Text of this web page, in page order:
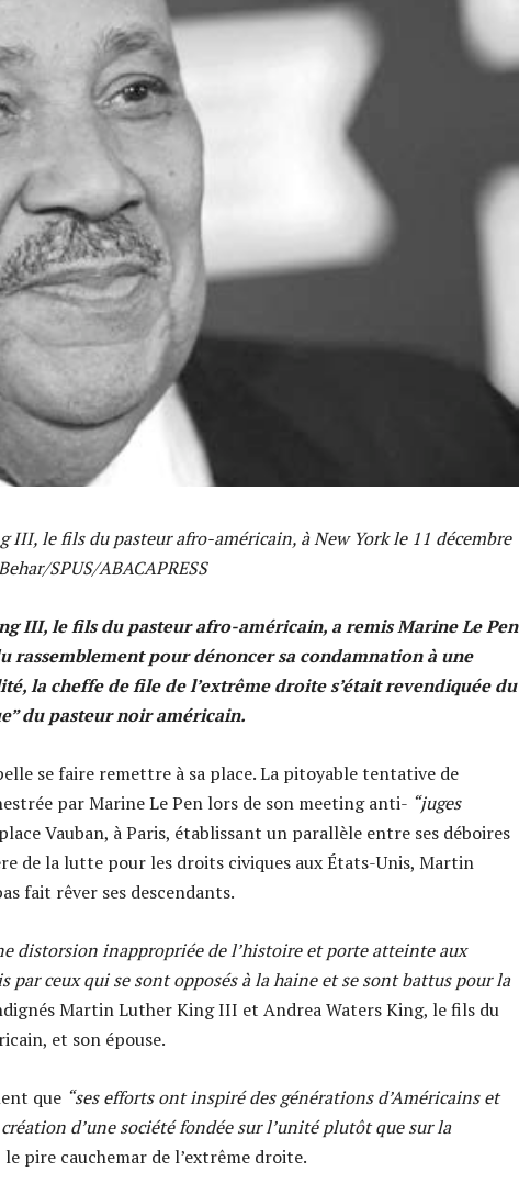
III, le fils du pasteur afro-américain, à New York le 11 décembre
SPUS/ABACAPRESS
III, le fils du pasteur afro-américain, a remis Marine Le Pen
rassemblement pour dénoncer sa condamnation à une
la cheffe de file de l’extrême droite s’était revendiquée du
du pasteur noir américain.
se faire remettre à sa place. La pitoyable tentative de
par Marine Le Pen lors de son meeting anti- “juges
Vauban, à Paris, établissant un parallèle entre ses déboires
de la lutte pour les droits civiques aux États-Unis, Martin
fait rêver ses descendants.
distorsion inappropriée de l’histoire et porte atteinte aux
par ceux qui se sont opposés à la haine et se sont battus pour la
Martin Luther King III et Andrea Waters King, le fils du
et son épouse.
que “ses efforts ont inspiré des générations d’Américains et
d’une société fondée sur l’unité plutôt que sur la
le pire cauchemar de l’extrême droite.